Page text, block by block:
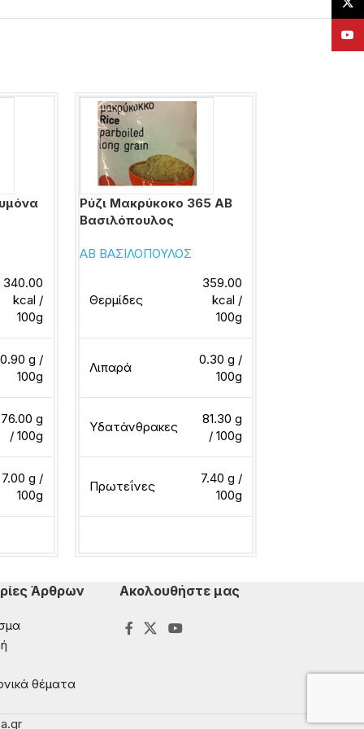
340.00
kcal /
100g
0.90 g /
100g
76.00 g
/ 100g
7.00 g /
100g
Ρύζι Μακρύκοκο 365 ΑΒ
Βασιλόπουλος
ΑΒ ΒΑΣΙΛΟΠΟΥΛΟΣ
Θερμίδες
359.00
kcal /
100g
Λιπαρά
0.30 g /
100g
Υδατάνθρακες
81.30 g
/ 100g
Πρωτεΐνες
7.40 g /
100g
Άρθρων
θέματα
Ακολουθήστε μας